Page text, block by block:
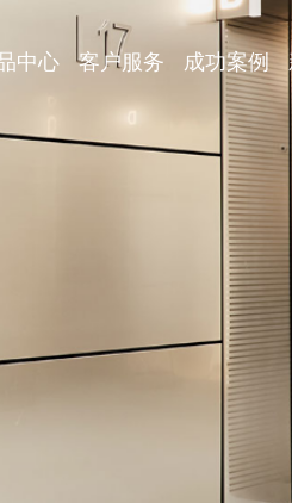
中心 客户服务 成功案例